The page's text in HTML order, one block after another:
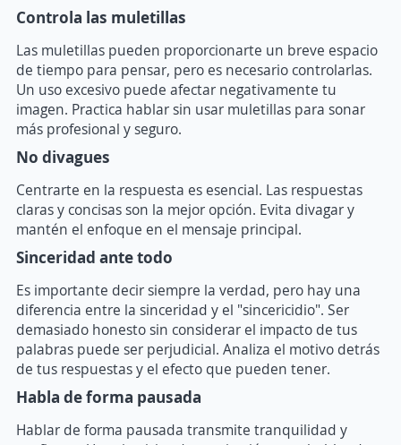
Controla las muletillas
Las muletillas pueden proporcionarte un breve espacio
de tiempo para pensar, pero es necesario controlarlas.
Un uso excesivo puede afectar negativamente tu
imagen. Practica hablar sin usar muletillas para sonar
más profesional y seguro.
No divagues
Centrarte en la respuesta es esencial. Las respuestas
claras y concisas son la mejor opción. Evita divagar y
mantén el enfoque en el mensaje principal.
Sinceridad ante todo
Es importante decir siempre la verdad, pero hay una
diferencia entre la sinceridad y el "sincericidio". Ser
demasiado honesto sin considerar el impacto de tus
palabras puede ser perjudicial. Analiza el motivo detrás
de tus respuestas y el efecto que pueden tener.
Habla de forma pausada
Hablar de forma pausada transmite tranquilidad y